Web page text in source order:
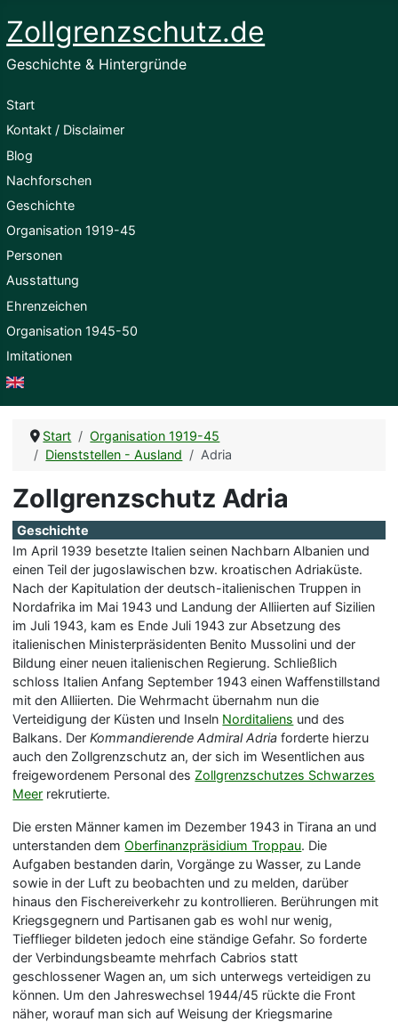
Zollgrenzschutz.de
Geschichte & Hintergründe
Start
Kontakt / Disclaimer
Blog
Nachforschen
Geschichte
Organisation 1919-45
Personen
Ausstattung
Ehrenzeichen
Organisation 1945-50
Imitationen
English
Start
Organisation 1919-45
Dienststellen - Ausland
Adria
Zollgrenzschutz Adria
Geschichte
Im April 1939 besetzte Italien seinen Nachbarn Albanien und
einen Teil der jugoslawischen bzw. kroatischen Adriaküste.
Nach der Kapitulation der deutsch-italienischen Truppen in
Nordafrika im Mai 1943 und Landung der Alliierten auf Sizilien
im Juli 1943, kam es Ende Juli 1943 zur Absetzung des
italienischen Ministerpräsidenten Benito Mussolini und der
Bildung einer neuen italienischen Regierung. Schließlich
schloss Italien Anfang September 1943 einen Waffenstillstand
mit den Alliierten. Die Wehrmacht übernahm nun die
Verteidigung der Küsten und Inseln Norditaliens und des
Balkans. DerKommandierende Admiral Adria forderte hierzu
auch den Zollgrenzschutz an, der sich im Wesentlichen aus
freigewordenem Personal desZollgrenzschutzes Schwarzes
Meer rekrutierte.
Die ersten Männer kamen im Dezember 1943 in Tirana an und
unterstanden demOberfinanzpräsidium Troppau. Die
Aufgaben bestanden darin, Vorgänge zu Wasser, zu Lande
sowie in der Luft zu beobachten und zu melden, darüber
hinaus den Fischereiverkehr zu kontrollieren. Berührungen mit
Kriegsgegnern und Partisanen gab es wohl nur wenig,
Tiefflieger bildeten jedoch eine ständige Gefahr. So forderte
der Verbindungsbeamte mehrfach Cabrios statt
geschlossener Wagen an, um sich unterwegs verteidigen zu
können. Um den Jahreswechsel 1944/45 rückte die Front
näher, worauf man sich auf Weisung der Kriegsmarine